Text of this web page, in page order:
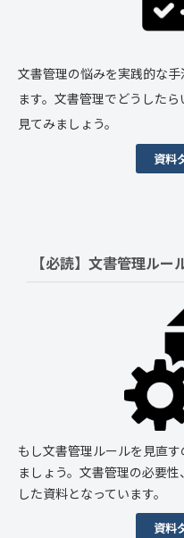
文書管理の悩みを実践的な
ます。文書管理でどうした
見てみましょう。
資料
【必読】文書管理ルー
もし文書管理ルールを見直
ましょう。文書管理の必要
した資料となっています。
資料